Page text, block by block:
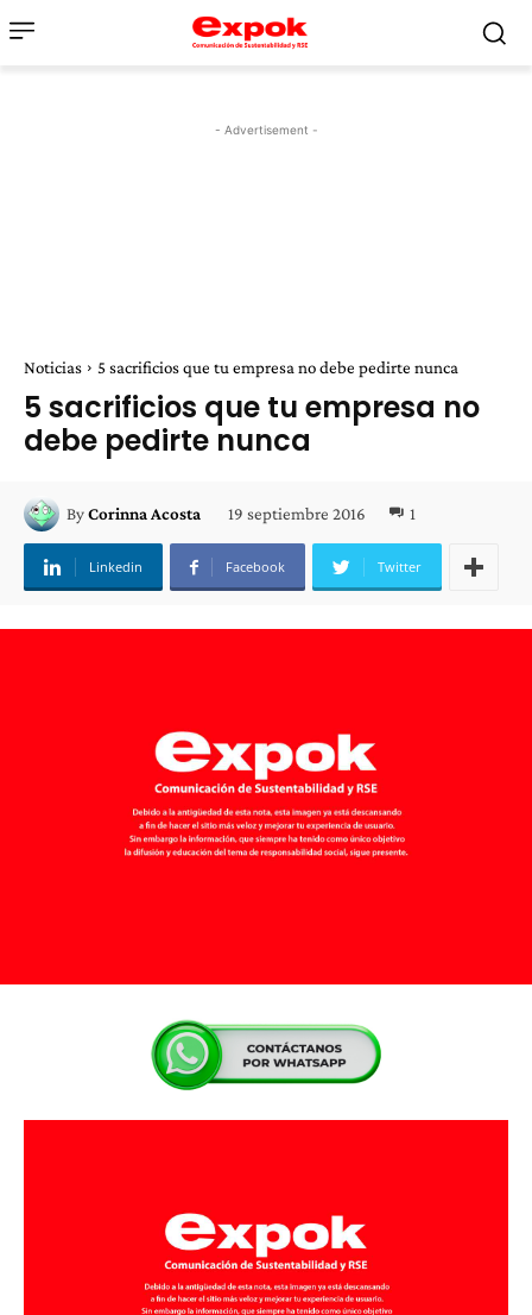
- Advertisement -
Noticias 5 sacrificios que tu empresa no debe pedirte nunca
5 sacrificios que tu empresa no
debe pedirte nunca
ByCorinna Acosta 19 septiembre 2016 1
Linkedin Facebook Twitter